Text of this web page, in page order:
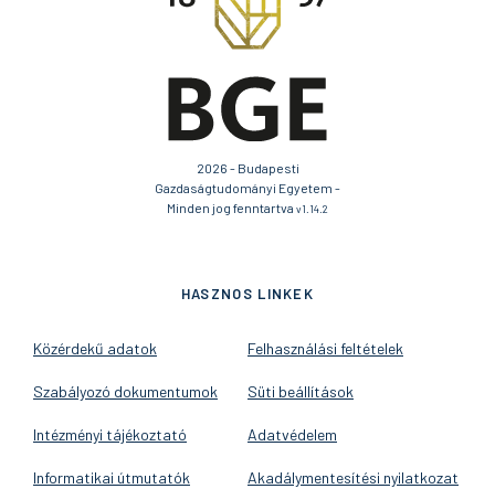
2026 - Budapesti
Gazdaságtudományi Egyetem -
Minden jog fenntartva v1.14.2
HASZNOS LINKEK
Közérdekű adatok
Szabályozó dokumentumok
Intézményi tájékoztató
Informatikai útmutatók
Felhasználási feltételek
Süti beállítások
Adatvédelem
Akadálymentesítési nyilatkozat